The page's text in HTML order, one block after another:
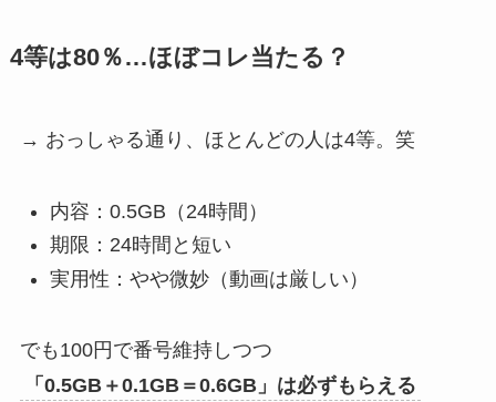
4等は80％…ほぼコレ当たる？
→ おっしゃる通り、ほとんどの人は4等。笑
内容：0.5GB（24時間）
期限：24時間と短い
実用性：やや微妙（動画は厳しい）
でも100円で番号維持しつつ
「0.5GB＋0.1GB＝0.6GB」は必ずもらえる